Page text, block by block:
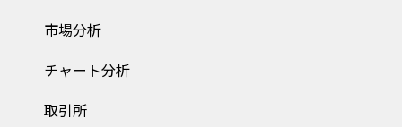
市場分析
チャート分析
取引所